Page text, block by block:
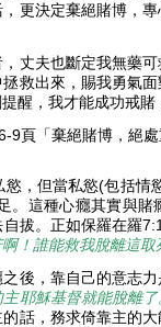
更決定棄絕賭博，
丈夫也斷定我無藥
救出來，賜我勇氣
醒，我才能成功戒賭
9頁「棄絕賭博，絕處
，但當私慾(包括情
。這種心癮其實與賭
拔。正如保羅在羅
！誰能救我脫離這取
後，靠自己的意志
主耶穌基督就能脫離
話，務求倚靠主的